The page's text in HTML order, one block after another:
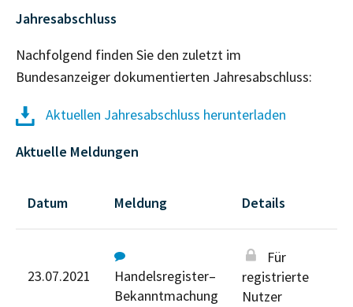
Jahresabschluss
Nachfolgend finden Sie den zuletzt im
Bundesanzeiger dokumentierten Jahresabschluss:
Aktuellen Jahresabschluss herunterladen
Aktuelle Meldungen
Datum Meldung Details
23.07.2021
Handelsregister–
Bekanntmachung
Für
registrierte
Nutzer